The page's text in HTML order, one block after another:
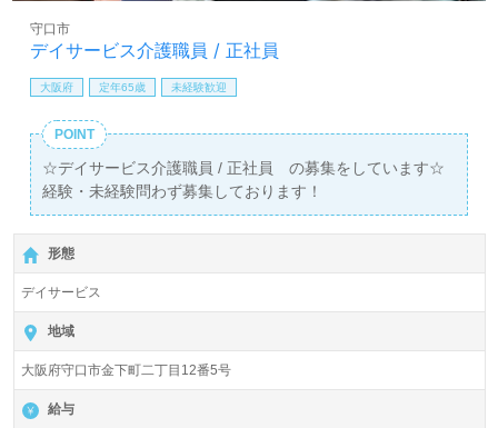
デイサービス介護職員 / 正社員
守口市
大阪府 定年65歳 未経験歓迎
POINT
☆デイサービス介護職員 / 正社員 の募集をしています☆
経験・未経験問わず募集しております！
形態
デイサービス
地域
大阪府守口市金下町二丁目12番5号
給与